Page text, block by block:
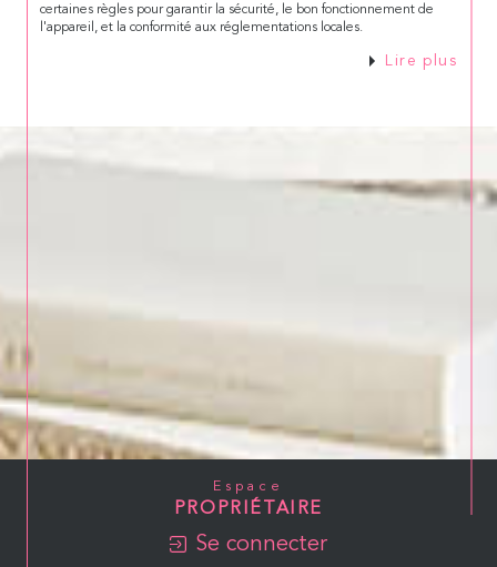
certaines règles pour garantir la sécurité, le bon fonctionnement de
l'appareil, et la conformité aux réglementations locales.
Lire plus
Espace
PROPRIÉTAIRE
Se connecter